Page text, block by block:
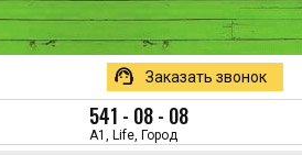
support_agent Заказать звонок
541 - 08 - 08
A1, Life, Город